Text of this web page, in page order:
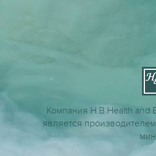
Компания H.B.Health and
является